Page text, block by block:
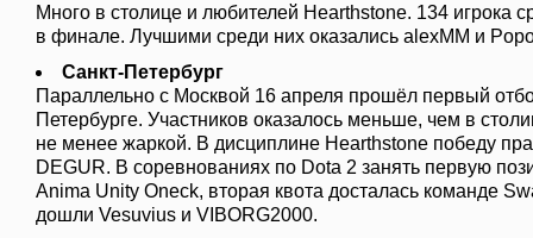
Много в столице и любителей Hearthstone. 134 игрока
в финале. Лучшими среди них оказались alexMM и
Санкт-Петербург
Параллельно с Москвой 16 апреля прошёл первый
Петербурге. Участников оказалось меньше, чем в
не менее жаркой. В дисциплине Hearthstone победу
DEGUR. В соревнованиях по Dota 2 занять первую
Anima Unity Oneck, вторая квота досталась команде
дошли Vesuvius и VIBORG2000.